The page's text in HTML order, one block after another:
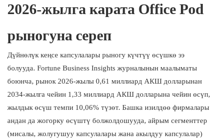
2026-жылга карата Office Pod
рыногуна сереп
Дүйнөлүк кеңсе капсулалары рыногу күчтүү өсүшкө ээ
болууда. Fortune Business Insights журналынын маалыматы
боюнча, рынок 2026-жылы 0,61 миллиард АКШ долларынан
2034-жылга чейин 1,33 миллиард АКШ долларына чейин өсүп,
жылдык өсүш темпи 10,06% түзөт. Башка изилдөө фирмалары
андан да жогорку өсүштү болжолдошууда, айрым сегменттер
(мисалы, жолугушуу капсулалары жана акылдуу капсулалар)